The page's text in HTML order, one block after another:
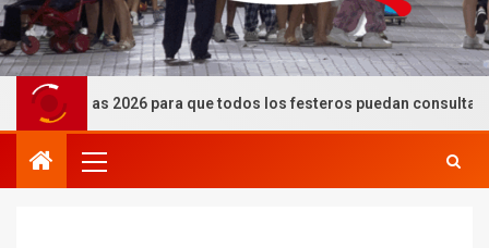
2026 para que todos los festeros puedan consultarlas